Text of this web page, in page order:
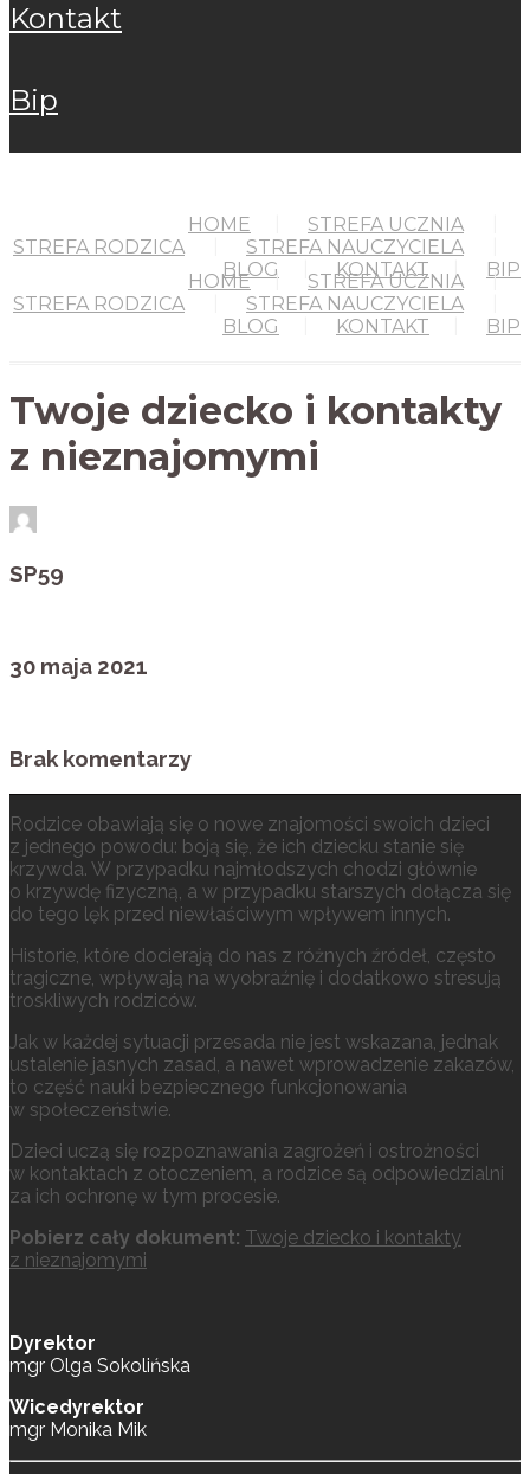
kontakt
bip
HOME
STREFA UCZNIA
STREFA RODZICA
STREFA NAUCZYCIELA
BLOG
KONTAKT BIP
HOME
STREFA UCZNIA
STREFA RODZICA
STREFA NAUCZYCIELA
BLOG
KONTAKT BIP
Twoje dziecko i kontakty
z nieznajomymi
SP59
30 maja 2021
Brak komentarzy
Rodzice obawiają się o nowe znajomości swoich dzieci
z jednego powodu: boją się, że ich dziecku stanie się
krzywda. W przypadku najmłodszych chodzi głównie
o krzywdę fizyczną, a w przypadku starszych dołącza się
do tego lęk przed niewłaściwym wpływem innych.
Historie, które docierają do nas z różnych źródeł, często
tragiczne, wpływają na wyobraźnię i dodatkowo stresują
troskliwych rodziców.
Jak w każdej sytuacji przesada nie jest wskazana, jednak
ustalenie jasnych zasad, a nawet wprowadzenie zakazów,
to część nauki bezpiecznego funkcjonowania
w społeczeństwie.
Dzieci uczą się rozpoznawania zagrożeń i ostrożności
w kontaktach z otoczeniem, a rodzice są odpowiedzialni
za ich ochronę w tym procesie.
Pobierz cały dokument: Twoje dziecko i kontakty
z nieznajomymi
Dyrektor
mgr Olga Sokolińska
Wicedyrektor
mgr Monika Mik